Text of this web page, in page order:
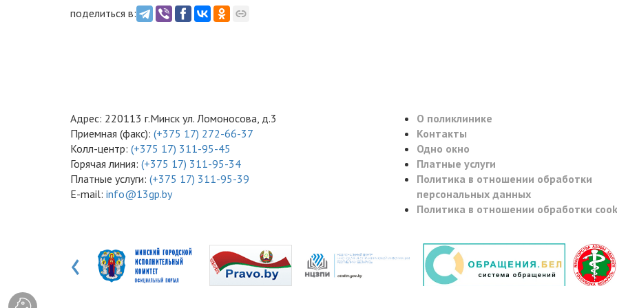
поделиться в:
Адрес: 220113 г.Минск ул. Ломоносова, д.3
Приемная (факс): (+375 17) 272-66-37
Колл-центр: (+375 17) 311-95-45
Горячая линия: (+375 17) 311-95-34
Платные услуги: (+375 17) 311-95-39
E-mail: info@13gp.by
О поликлинике
Контакты
Одно окно
Платные услуги
Политика в отношении обработки
персональных данных
Политика в отношении обработки
‹